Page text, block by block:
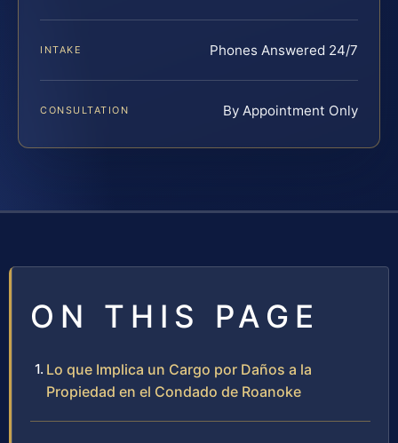
INTAKE Phones Answered 24/7
CONSULTATION By Appointment Only
ON THIS PAGE
Lo que Implica un Cargo por Daños a la
Propiedad en el Condado de Roanoke